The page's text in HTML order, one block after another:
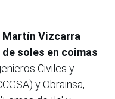
Martín Vizcarra
soles en coimas
Civiles y
y Obrainsa,